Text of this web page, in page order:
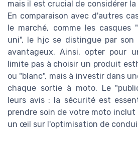
mais il est crucial de considérer
En comparaison avec d'autres
le marché, comme les casques
uni", le hjc se distingue par son
avantageux. Ainsi, opter pour
limite pas à choisir un produit
ou "blanc", mais à investir dans
chaque sortie à moto. Le
leurs avis : la sécurité est
prendre soin de votre moto
un œil sur l'optimisation de